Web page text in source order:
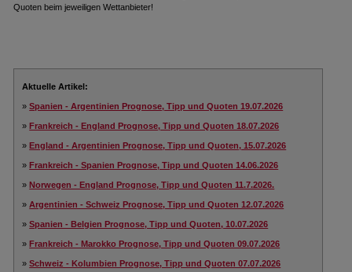
Quoten beim jeweiligen Wettanbieter!
Aktuelle Artikel:
»Spanien - Argentinien Prognose, Tipp und Quoten 19.07.2026
»Frankreich - England Prognose, Tipp und Quoten 18.07.2026
»England - Argentinien Prognose, Tipp und Quoten, 15.07.2026
»Frankreich - Spanien Prognose, Tipp und Quoten 14.06.2026
»Norwegen - England Prognose, Tipp und Quoten 11.7.2026.
»Argentinien - Schweiz Prognose, Tipp und Quoten 12.07.2026
»Spanien - Belgien Prognose, Tipp und Quoten, 10.07.2026
»Frankreich - Marokko Prognose, Tipp und Quoten 09.07.2026
»Schweiz - Kolumbien Prognose, Tipp und Quoten 07.07.2026